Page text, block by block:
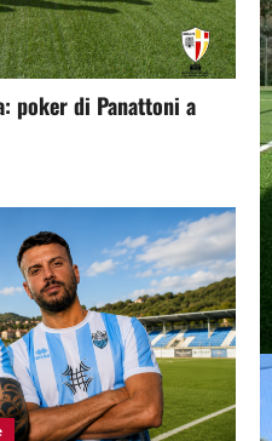
poker di Panattoni a